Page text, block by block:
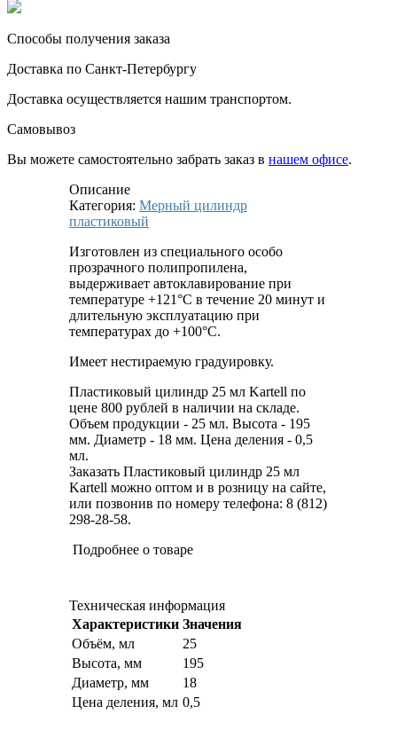
Способы получения заказа
Доставка по Санкт-Петербургу
Доставка осуществляется нашим транспортом.
Самовывоз
Вы можете самостоятельно забрать заказ в нашем офисе.
Описание
Категория: Мерный цилиндр
пластиковый
Изготовлен из специального особо
прозрачного полипропилена,
выдерживает автоклавирование при
температуре +121°С в течение 20 минут и
длительную эксплуатацию при
температурах до +100°С.
Имеет нестираемую градуировку.
Пластиковый цилиндр 25 мл Kartell по
цене 800 рублей в наличии на складе.
Объем продукции - 25 мл. Высота - 195
мм. Диаметр - 18 мм. Цена деления - 0,5
мл.
Заказать Пластиковый цилиндр 25 мл
Kartell можно оптом и в розницу на сайте,
или позвонив по номеру телефона: 8 (812)
298-28-58.
Подробнее о товаре
Техническая информация
Характеристики Значения
Объём, мл
25
Высота, мм
195
Диаметр, мм
18
Цена деления, мл 0,5